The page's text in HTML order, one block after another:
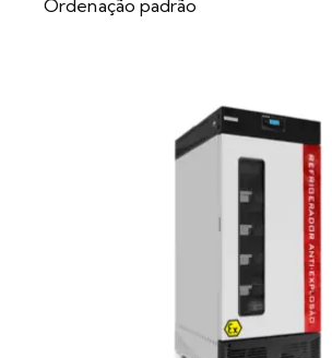
Promoções